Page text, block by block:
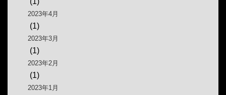
2023年4月
(1)
2023年3月
(1)
2023年2月
(1)
2023年1月